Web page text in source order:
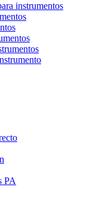
instrumentos
PA